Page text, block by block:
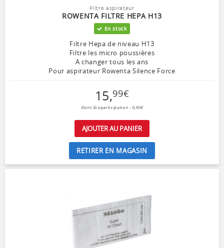
Filtre aspirateur
ROWENTA FILTRE HEPA H13
En stock
Filtre Hepa de niveau H13
Filtre les micro poussières
A changer tous les ans
Pour aspirateur Rowenta Silence Force
15,99€
Dont Ecoparticipation : 0,90€
AJOUTER AU PANIER
RETIRER EN MAGASIN